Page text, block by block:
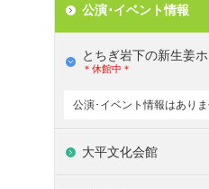
公演･イベント情報
とちぎ岩下の新⽣姜
＊休館中＊
公演･イベント情報はありま
大平文化会館